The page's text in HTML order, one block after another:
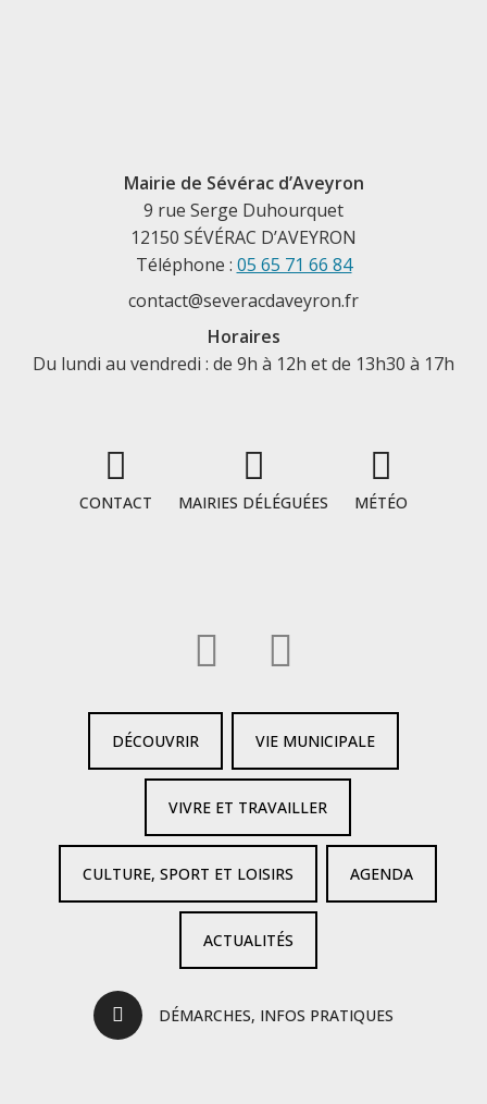
Mairie de Sévérac d’Aveyron
9 rue Serge Duhourquet
12150 SÉVÉRAC D’AVEYRON
Téléphone : 05 65 71 66 84
contact@severacdaveyron.fr
Horaires
Du lundi au vendredi : de 9h à 12h et de 13h30 à 17h
CONTACT MAIRIES DÉLÉGUÉES MÉTÉO
DÉCOUVRIR VIE MUNICIPALE
VIVRE ET TRAVAILLER
CULTURE, SPORT ET LOISIRS AGENDA
ACTUALITÉS
DÉMARCHES, INFOS PRATIQUES